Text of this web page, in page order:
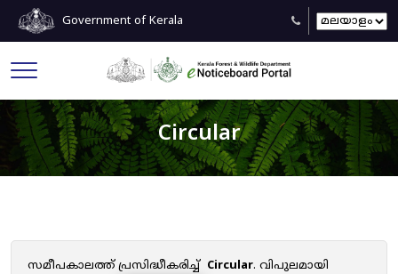
Government of Kerala
Circular
സമീപകാലത്ത് പ്രസിദ്ധീകരിച്ച് Circular. വിപുലമായി